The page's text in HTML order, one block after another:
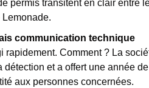
permis transitent en clair entre
communication technique
rapidement. Comment ? La
et a offert une année de
aux personnes concernées.